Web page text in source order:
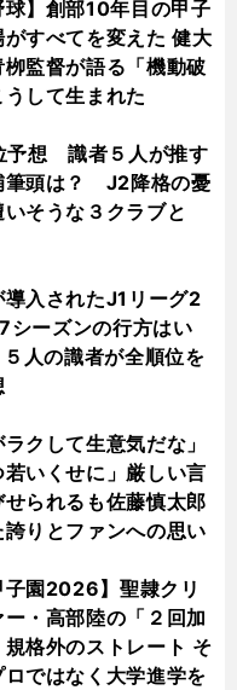
球】創部10年目の甲子
がすべてを変えた 健大
監督が語る「機動破
して生まれた
予想 識者５人が推す
筆頭は？ J2降格の憂
いそうな３クラブと
導入されたJ1リーグ2
ーズンの行方はい
人の識者が全順位を
ラクして生意気だな」
若いくせに」厳しい言
られるも佐藤慎太郎
りとファンへの思い
子園2026】聖隷クリ
ー・高部陸の「２回加
格外のストレート そ
ではなく大学進学を